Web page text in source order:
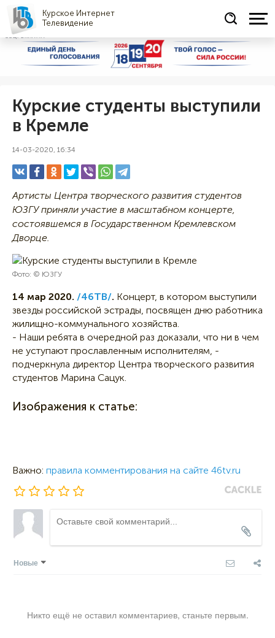
Курское Интернет
Телевидение
СОЦРЕКЛАМА
Курские студенты выступили
в Кремле
14-03-2020, 16:34
Артисты Центра творческого развития студентов
ЮЗГУ приняли участие в масштабном концерте,
состоявшемся в Государственном Кремлевском
Дворце.
Фото: © ЮЗГУ
14 мар 2020. /46ТВ/. Концерт, в котором выступили
звезды российской эстрады, посвящен дню работника
жилищно-коммунального хозяйства.
- Наши ребята в очередной раз доказали, что ни в чем
не уступают прославленным исполнителям, -
подчеркнула директор Центра творческого развития
студентов Марина Сацук.
Изображения к статье:
Важно: правила комментирования на сайте 46tv.ru
Новые
Никто ещё не оставил комментариев, станьте первым.